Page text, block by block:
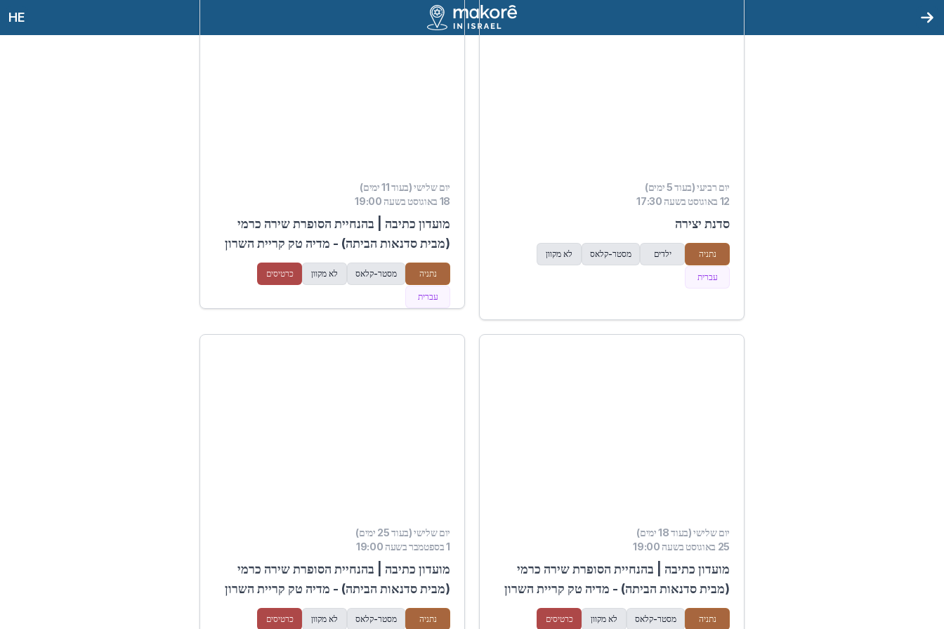
HE
יום רביעי (בעוד 5 ימים)
12 באוגוסט בשעה 17:30
סדנת יצירה
נתניה ילדים מסטר-קלאס לא מקוון
עברית
יום שלישי (בעוד 11 ימים)
18 באוגוסט בשעה 19:00
מועדון כתיבה | בהנחיית הסופרת שירה כרמי
(מבית סדנאות הביתה) - מדיה טק קריית השרון
נתניה מסטר-קלאס לא מקוון כרטיסים
עברית
יום שלישי (בעוד 18 ימים)
25 באוגוסט בשעה 19:00
מועדון כתיבה | בהנחיית הסופרת שירה כרמי
(מבית סדנאות הביתה) - מדיה טק קריית השרון
נתניה מסטר-קלאס לא מקוון כרטיסים
יום שלישי (בעוד 25 ימים)
1 בספטמבר בשעה 19:00
מועדון כתיבה | בהנחיית הסופרת שירה כרמי
(מבית סדנאות הביתה) - מדיה טק קריית השרון
נתניה מסטר-קלאס לא מקוון כרטיסים